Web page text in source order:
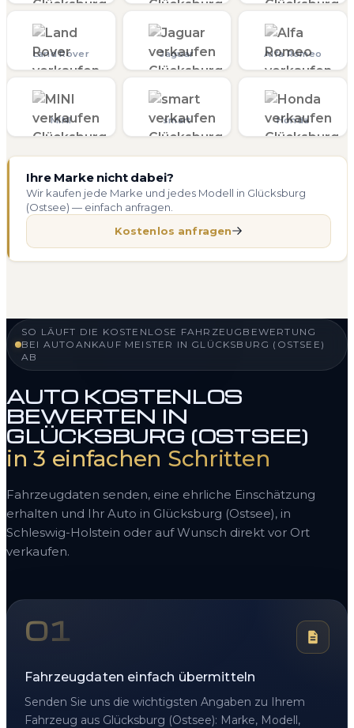
Land Rover Jaguar Alfa Romeo
MINI smart Honda
Ihre Marke nicht dabei?
Wir kaufen jede Marke und jedes Modell in Glücksburg
(Ostsee) — einfach anfragen.
Kostenlos anfragen
SO LÄUFT DIE KOSTENLOSE FAHRZEUGBEWERTUNG
BEI AUTOANKAUF MEISTER IN GLÜCKSBURG (OSTSEE)
AB
AUTO KOSTENLOS
BEWERTEN IN
GLÜCKSBURG (OSTSEE)
in 3 einfachen Schritten
Fahrzeugdaten senden, eine ehrliche Einschätzung
erhalten und Ihr Auto in Glücksburg (Ostsee), in
Schleswig-Holstein oder auf Wunsch direkt vor Ort
verkaufen.
01
Fahrzeugdaten einfach übermitteln
Senden Sie uns die wichtigsten Angaben zu Ihrem
Fahrzeug aus Glücksburg (Ostsee): Marke, Modell,